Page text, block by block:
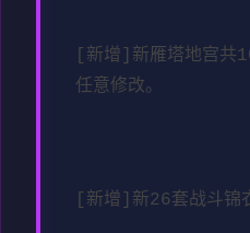
[新增]新雁塔地宫共
任意修改。
[新增]新26套战斗